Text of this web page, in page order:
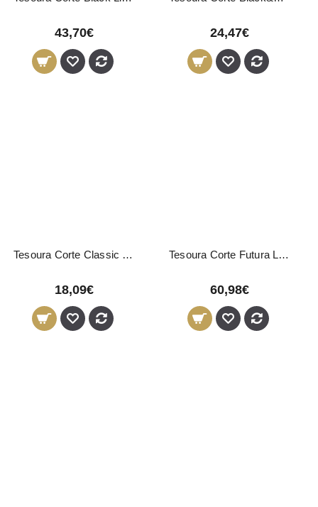
43,70€ 24,47€
Tesoura Corte Classic Line 5.5"
18,09€
Tesoura Corte Futura Line 5,5"
60,98€